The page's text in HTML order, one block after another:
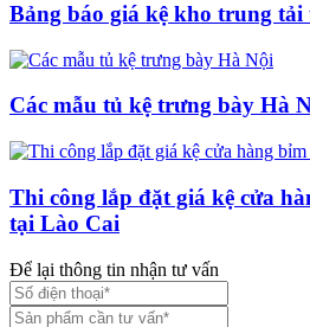
Bảng báo giá kệ kho trung
Các mẫu tủ kệ trưng bày Hà
Thi công lắp đặt giá kệ cửa
tại Lào Cai
Để lại thông tin nhận tư vấn